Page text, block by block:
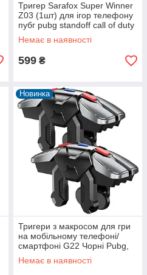
Тригер Sarafox Super Winner
Z03 (1шт) для ігор телефону
пубг pubg standoff call of duty
з макросом вібрацією
Немає в наявності
599 ₴
Новинка
Тригери з макросом для гри
на мобільному телефоні/
смартфоні G22 Чорні Pubg,
COD
Немає в наявності